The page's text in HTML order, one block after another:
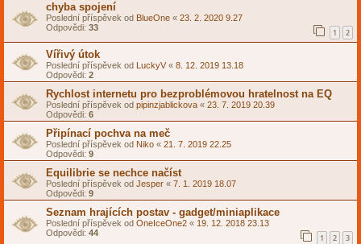
chyba spojení
Poslední příspěvek od BlueOne « 23. 2. 2020 9.27
Odpovědi: 33 1 2
Vířivý útok
Poslední příspěvek od LuckyV « 8. 12. 2019 13.18
Odpovědi: 2
Rychlost internetu pro bezproblémovou hratelnost na EQ
Poslední příspěvek od pipinzjablickova « 23. 7. 2019 20.39
Odpovědi: 6
Připínací pochva na meč
Poslední příspěvek od Niko « 21. 7. 2019 22.25
Odpovědi: 9
Equilibrie se nechce načíst
Poslední příspěvek od Jesper « 7. 1. 2019 18.07
Odpovědi: 9
Seznam hrajících postav - gadget/miniaplikace
Poslední příspěvek od OneIceOne2 « 19. 12. 2018 23.13
Odpovědi: 44 1 2 3